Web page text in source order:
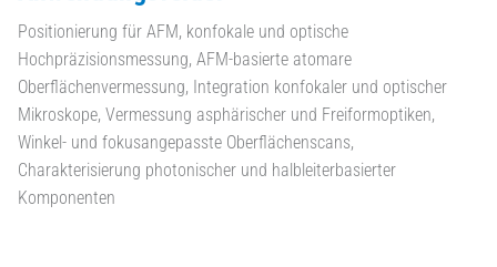
Positionierung für AFM, konfokale und optische
Hochpräzisionsmessung, AFM-basierte atomare
Oberflächenvermessung, Integration konfokaler und optischer
Mikroskope, Vermessung asphärischer und Freiformoptiken,
Winkel- und fokusangepasste Oberflächenscans,
Charakterisierung photonischer und halbleiterbasierter
Komponenten